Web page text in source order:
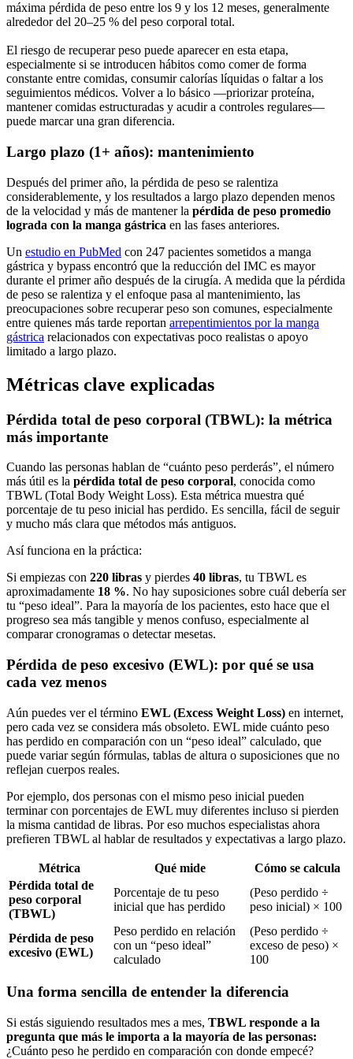
máxima pérdida de peso entre los 9 y los 12 meses, generalmente
alrededor del 20–25 % del peso corporal total.
El riesgo de recuperar peso puede aparecer en esta etapa,
especialmente si se introducen hábitos como comer de forma
constante entre comidas, consumir calorías líquidas o faltar a los
seguimientos médicos. Volver a lo básico —priorizar proteína,
mantener comidas estructuradas y acudir a controles regulares—
puede marcar una gran diferencia.
Largo plazo (1+ años): mantenimiento
Después del primer año, la pérdida de peso se ralentiza
considerablemente, y los resultados a largo plazo dependen menos
de la velocidad y más de mantener la pérdida de peso promedio
lograda con la manga gástrica en las fases anteriores.
Un estudio en PubMed con 247 pacientes sometidos a manga
gástrica y bypass encontró que la reducción del IMC es mayor
durante el primer año después de la cirugía. A medida que la pérdida
de peso se ralentiza y el enfoque pasa al mantenimiento, las
preocupaciones sobre recuperar peso son comunes, especialmente
entre quienes más tarde reportan arrepentimientos por la manga
gástrica relacionados con expectativas poco realistas o apoyo
limitado a largo plazo.
Métricas clave explicadas
Pérdida total de peso corporal (TBWL): la métrica
más importante
Cuando las personas hablan de “cuánto peso perderás”, el número
más útil es la pérdida total de peso corporal, conocida como
TBWL (Total Body Weight Loss). Esta métrica muestra qué
porcentaje de tu peso inicial has perdido. Es sencilla, fácil de seguir
y mucho más clara que métodos más antiguos.
Así funciona en la práctica:
Si empiezas con 220 libras y pierdes 40 libras, tu TBWL es
aproximadamente 18 %. No hay suposiciones sobre cuál debería ser
tu “peso ideal”. Para la mayoría de los pacientes, esto hace que el
progreso sea más tangible y menos confuso, especialmente al
comparar cronogramas o detectar mesetas.
Pérdida de peso excesivo (EWL): por qué se usa
cada vez menos
Aún puedes ver el término EWL (Excess Weight Loss) en internet,
pero cada vez se considera más obsoleto. EWL mide cuánto peso
has perdido en comparación con un “peso ideal” calculado, que
puede variar según fórmulas, tablas de altura o suposiciones que no
reflejan cuerpos reales.
Por ejemplo, dos personas con el mismo peso inicial pueden
terminar con porcentajes de EWL muy diferentes incluso si pierden
la misma cantidad de libras. Por eso muchos especialistas ahora
prefieren TBWL al hablar de resultados y expectativas a largo plazo.
Métrica Qué mide
Cómo se calcula
Pérdida total de
peso corporal
(TBWL)
Porcentaje de tu peso
inicial que has perdido
(Peso perdido ÷
peso inicial) × 100
Pérdida de peso
excesivo (EWL)
Peso perdido en relación
con un “peso ideal”
calculado
(Peso perdido ÷
exceso de peso) ×
100
Una forma sencilla de entender la diferencia
Si estás siguiendo resultados mes a mes, TBWL responde a la
pregunta que más le importa a la mayoría de las personas:
¿Cuánto peso he perdido en comparación con donde empecé?